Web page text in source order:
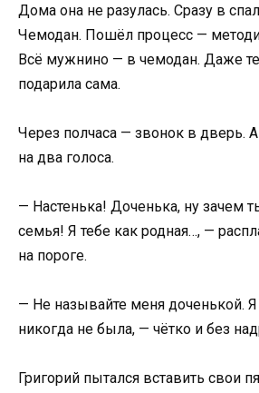
Дома она не разулась. Сразу в
Чемодан. Пошёл процесс —
Всё мужнино — в чемодан. Даже
подарила сама.
Через полчаса — звонок в дверь.
на два голоса.
— Настенька! Доченька, ну зачем
семья! Я тебе как родная…, —
на пороге.
— Не называйте меня доченькой.
никогда не была, — чётко и без
Григорий пытался вставить свои